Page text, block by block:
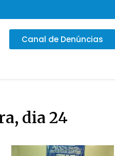
Canal de Denúncias
dia 24